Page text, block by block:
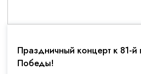
Праздничный концерт к 81-
Победы!